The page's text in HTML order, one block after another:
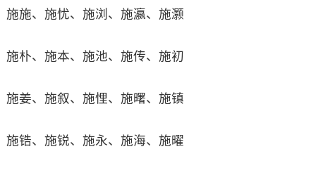
施施、施忧、施浏、施瀛、施灏
施朴、施本、施池、施传、施初
施姜、施叙、施悝、施曙、施镇
施锆、施锐、施永、施海、施曜